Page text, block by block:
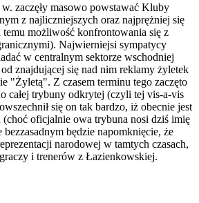
zaczęły masowo powstawać Kluby
z najliczniejszych oraz najprężniej się
temu możliwość konfrontowania się z
Najwierniejsi sympatycy
w centralnym sektorze wschodniej
znajdującej się nad nim reklamy żyletek
"Żyletą". Z czasem terminu tego zaczęto
całej trybuny odkrytej (czyli tej vis-a-vis
się on tak bardzo, iż obecnie jest
oficjalnie owa trybuna nosi dziś imię
będzie napomknięcie, że
narodowej w tamtych czasach,
i trenerów z Łazienkowskiej.